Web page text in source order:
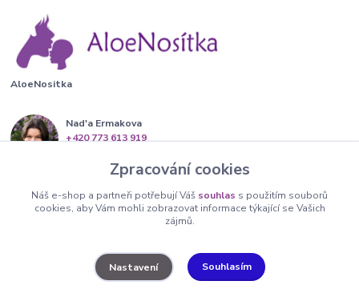
AloeNositka
Nad'a Ermakova
+420 773 613 919
Zpracování cookies
Náš e-shop a partneři potřebují Váš souhlas s použitím souborů
cookies, aby Vám mohli zobrazovat informace týkající se Vašich
zájmů.
Nastavení Souhlasím